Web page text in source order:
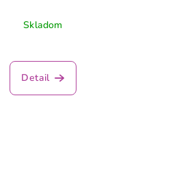
Skladom
Detail